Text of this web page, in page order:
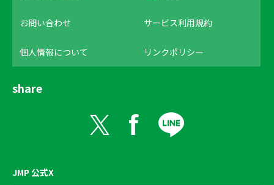
お問い合わせ サービス利用規約
個人情報について リンクポリシー
share
JMP 公式X